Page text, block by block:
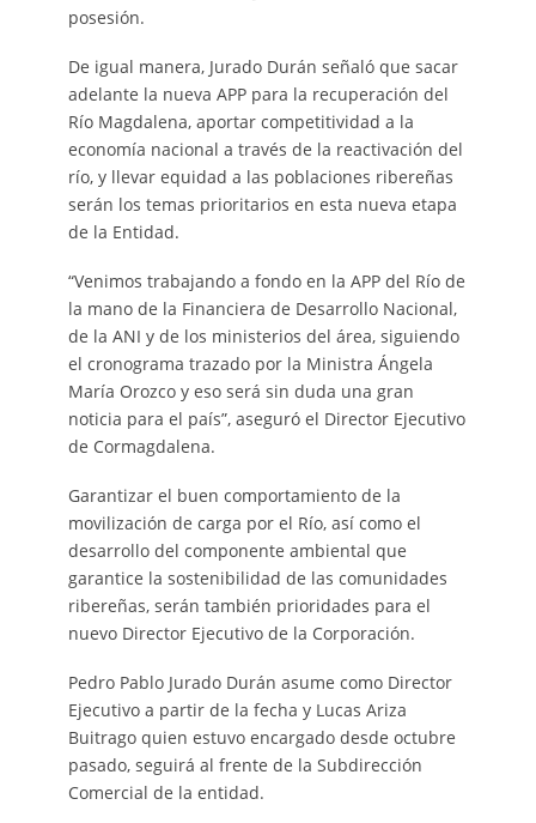
posesión.
De igual manera, Jurado Durán señaló que sacar
adelante la nueva APP para la recuperación del
Río Magdalena, aportar competitividad a la
economía nacional a través de la reactivación del
río, y llevar equidad a las poblaciones ribereñas
serán los temas prioritarios en esta nueva etapa
de la Entidad.
“Venimos trabajando a fondo en la APP del Río de
la mano de la Financiera de Desarrollo Nacional,
de la ANI y de los ministerios del área, siguiendo
el cronograma trazado por la Ministra Ángela
María Orozco y eso será sin duda una gran
noticia para el país”, aseguró el Director Ejecutivo
de Cormagdalena.
Garantizar el buen comportamiento de la
movilización de carga por el Río, así como el
desarrollo del componente ambiental que
garantice la sostenibilidad de las comunidades
ribereñas, serán también prioridades para el
nuevo Director Ejecutivo de la Corporación.
Pedro Pablo Jurado Durán asume como Director
Ejecutivo a partir de la fecha y Lucas Ariza
Buitrago quien estuvo encargado desde octubre
pasado, seguirá al frente de la Subdirección
Comercial de la entidad.